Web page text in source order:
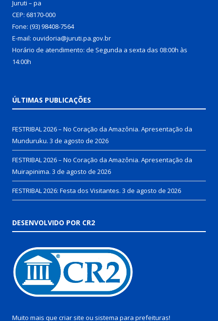
Juruti – pa
CEP: 68170-000
Fone: (93) 98408-7564
E-mail: ouvidoria@juruti.pa.gov.br
Horário de atendimento: de Segunda a sexta das 08:00h às
14:00h
ÚLTIMAS PUBLICAÇÕES
FESTRIBAL 2026 – No Coração da Amazônia. Apresentação da
Munduruku. 3 de agosto de 2026
FESTRIBAL 2026 – No Coração da Amazônia. Apresentação da
Muirapinima. 3 de agosto de 2026
FESTRIBAL 2026: Festa dos Visitantes. 3 de agosto de 2026
DESENVOLVIDO POR CR2
Muito mais que criar site ou sistema para prefeituras!